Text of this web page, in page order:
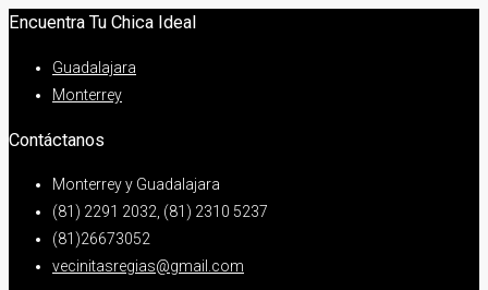
Encuentra Tu Chica Ideal
Guadalajara
Monterrey
Contáctanos
Monterrey y Guadalajara
(81) 2291 2032, (81) 2310 5237
(81)26673052
vecinitasregias@gmail.com